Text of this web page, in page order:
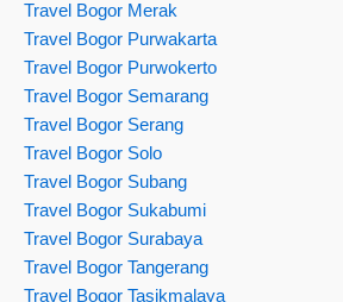
Travel Bogor Merak
Travel Bogor Purwakarta
Travel Bogor Purwokerto
Travel Bogor Semarang
Travel Bogor Serang
Travel Bogor Solo
Travel Bogor Subang
Travel Bogor Sukabumi
Travel Bogor Surabaya
Travel Bogor Tangerang
Travel Bogor Tasikmalaya